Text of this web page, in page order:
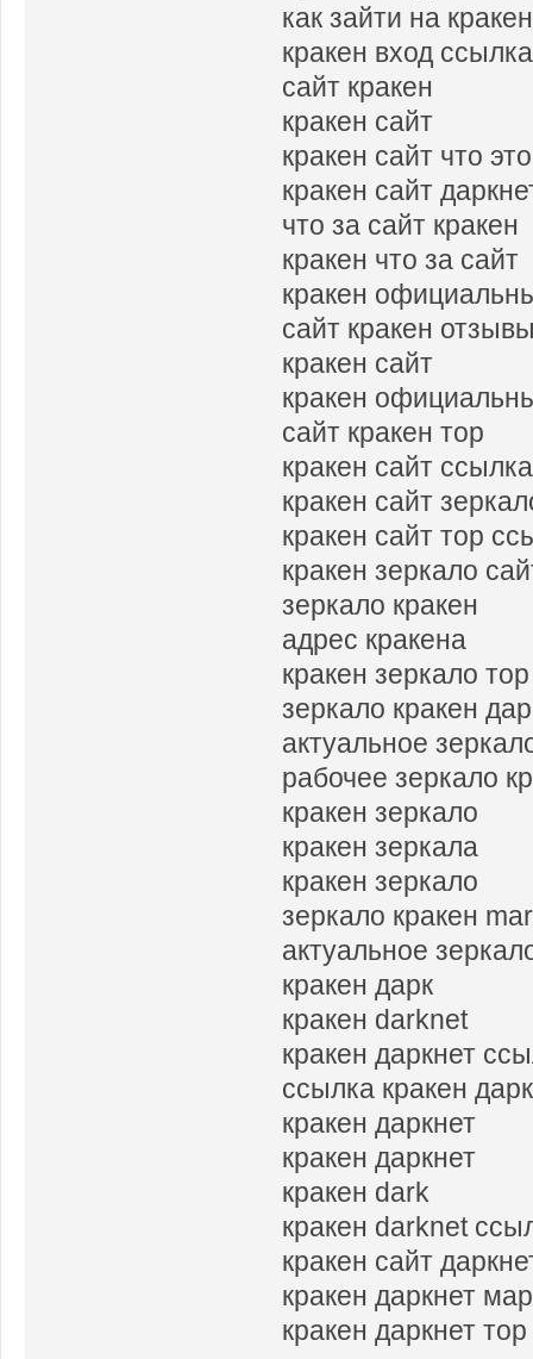
как зайти на кракен
кракен вход ссылка
сайт кракен
кракен сайт
кракен сайт что это
кракен сайт
что за сайт кракен
кракен что за сайт
кракен
сайт кракен
кракен сайт
кракен
сайт кракен тор
кракен сайт ссылка
кракен сайт
кракен сайт тор
кракен зеркало
зеркало кракен
адрес кракена
кракен зеркало тор
зеркало кракен
актуальное
рабочее зеркало
кракен зеркало
кракен зеркала
кракен зеркало
зеркало кракен
актуальное
кракен дарк
кракен darknet
кракен даркнет
ссылка кракен
кракен даркнет
кракен даркнет
кракен dark
кракен darknet
кракен сайт
кракен даркнет
кракен даркнет тор